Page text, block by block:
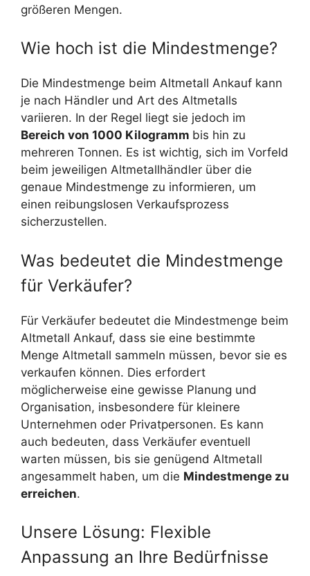
größeren Mengen.
Wie hoch ist die Mindestmenge?
Die Mindestmenge beim Altmetall Ankauf kann
je nach Händler und Art des Altmetalls
variieren. In der Regel liegt sie jedoch im
Bereich von 1000 Kilogramm bis hin zu
mehreren Tonnen. Es ist wichtig, sich im Vorfeld
beim jeweiligen Altmetallhändler über die
genaue Mindestmenge zu informieren, um
einen reibungslosen Verkaufsprozess
sicherzustellen.
Was bedeutet die Mindestmenge
für Verkäufer?
Für Verkäufer bedeutet die Mindestmenge beim
Altmetall Ankauf, dass sie eine bestimmte
Menge Altmetall sammeln müssen, bevor sie es
verkaufen können. Dies erfordert
möglicherweise eine gewisse Planung und
Organisation, insbesondere für kleinere
Unternehmen oder Privatpersonen. Es kann
auch bedeuten, dass Verkäufer eventuell
warten müssen, bis sie genügend Altmetall
angesammelt haben, um die Mindestmenge zu
erreichen.
Unsere Lösung: Flexible
Anpassung an Ihre Bedürfnisse